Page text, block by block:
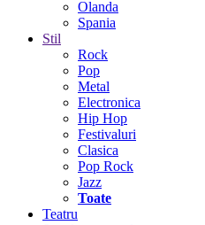
Olanda
Spania
Stil
Rock
Pop
Metal
Electronica
Hip Hop
Festivaluri
Clasica
Pop Rock
Jazz
Toate
Teatru